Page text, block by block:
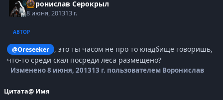
Воронислав Серокрыл
8 июня, 201313 г.
АВТОР
@Oreseeker
, это ты часом не про то кладбище говоришь,
что-то среди скал посреди леса размещено?
Изменено8 июня, 201313 г. пользователем Воронислав
Цитата@ Имя